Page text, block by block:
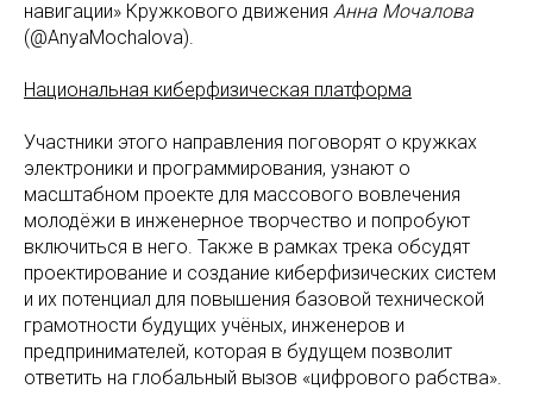
навигации» Кружкового движения Анна Мочалова
(@AnyaMochalova).
Национальная киберфизическая платформа
Участники этого направления поговорят о кружках
электроники и программирования, узнают о
масштабном проекте для массового вовлечения
молодёжи в инженерное творчество и попробуют
включиться в него. Также в рамках трека обсудят
проектирование и создание киберфизических систем
и их потенциал для повышения базовой технической
грамотности будущих учёных, инженеров и
предпринимателей, которая в будущем позволит
ответить на глобальный вызов «цифрового рабства».